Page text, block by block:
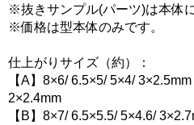
※抜きサンプル(パーツ)は本体
※価格は型本体のみです。
仕上がりサイズ（約）：
【A】8×6/ 6.5×5/ 5×4/
2×2.4mm
【B】8×7/ 6.5×5.5/ 5×4.6/